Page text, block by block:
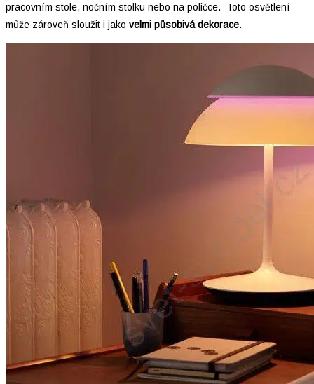
pracovním stole, nočním stolku nebo na poličce. Toto osvětlení
může zároveň sloužit i jako velmi působivá dekorace.